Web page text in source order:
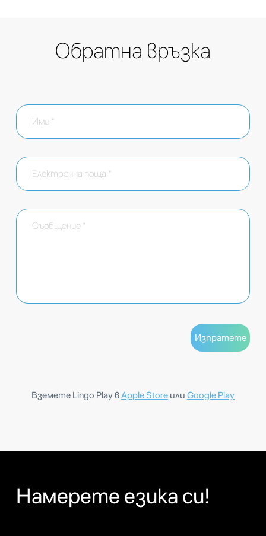
Обратна връзка
Вземете Lingo Play вApple Store или Google Play
Намерете езика си!